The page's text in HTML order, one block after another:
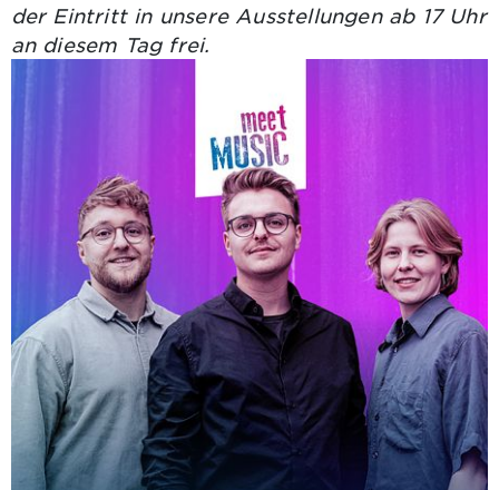
der Eintritt in unsere Ausstellungen ab 17 Uhr
an diesem Tag frei.